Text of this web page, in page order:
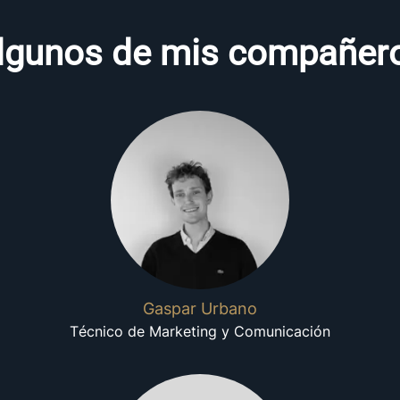
de mis
Gaspar Urbano
Técnico de Marketing y Comunicación